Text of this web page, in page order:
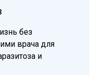
без
врача для
и